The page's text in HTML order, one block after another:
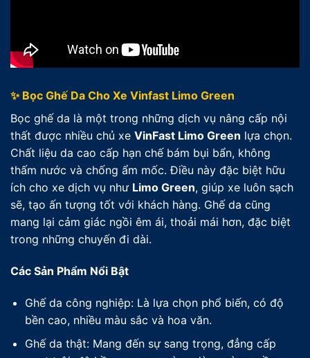
✨ Bọc Ghế Da Cho Xe Vinfast Limo Green
Bọc ghế da là một trong những dịch vụ nâng cấp nội
thất được nhiều chủ xe VinFast Limo Green lựa chọn.
Chất liệu da cao cấp hạn chế bám bụi bẩn, không
thấm nước và chống ẩm mốc. Điều này đặc biệt hữu
ích cho xe dịch vụ như Limo Green, giúp xe luôn sạch
sẽ, tạo ấn tượng tốt với khách hàng. Ghế da cũng
mang lại cảm giác ngồi êm ái, thoải mái hơn, đặc biệt
trong những chuyến đi dài.
Các Sản Phẩm Nổi Bật
Ghế da công nghiệp: Là lựa chọn phổ biến, có độ
bền cao, nhiều màu sắc và hoa văn.
Ghế da thật: Mang đến sự sang trọng, đẳng cấp